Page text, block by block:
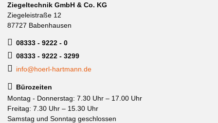
Ziegeltechnik GmbH & Co. KG
Ziegeleistraße 12
87727 Babenhausen
08333 - 9222 - 0
08333 - 9222 - 3299
info@hoerl-hartmann.de
Bürozeiten
Montag - Donnerstag: 7.30 Uhr – 17.00 Uhr
Freitag: 7.30 Uhr – 15.30 Uhr
Samstag und Sonntag geschlossen